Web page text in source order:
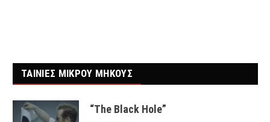
ΤΑΙΝΙΕΣ ΜΙΚΡΟΥ ΜΗΚΟΥΣ
“The Black Hole”